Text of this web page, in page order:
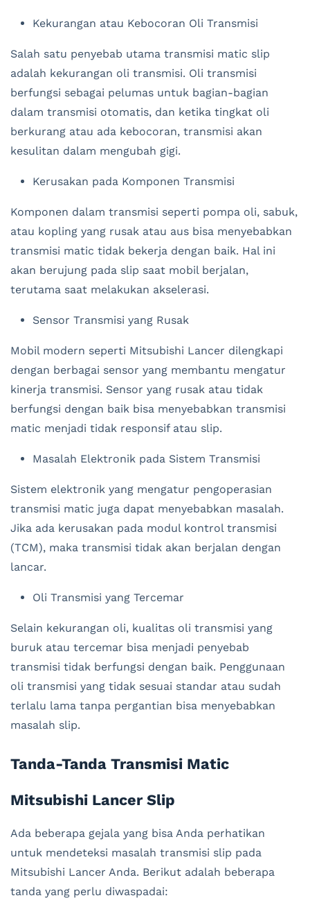
Kekurangan atau Kebocoran Oli Transmisi
Salah satu penyebab utama transmisi matic slip
adalah kekurangan oli transmisi. Oli transmisi
berfungsi sebagai pelumas untuk bagian-bagian
dalam transmisi otomatis, dan ketika tingkat oli
berkurang atau ada kebocoran, transmisi akan
kesulitan dalam mengubah gigi.
Kerusakan pada Komponen Transmisi
Komponen dalam transmisi seperti pompa oli, sabuk,
atau kopling yang rusak atau aus bisa menyebabkan
transmisi matic tidak bekerja dengan baik. Hal ini
akan berujung pada slip saat mobil berjalan,
terutama saat melakukan akselerasi.
Sensor Transmisi yang Rusak
Mobil modern seperti Mitsubishi Lancer dilengkapi
dengan berbagai sensor yang membantu mengatur
kinerja transmisi. Sensor yang rusak atau tidak
berfungsi dengan baik bisa menyebabkan transmisi
matic menjadi tidak responsif atau slip.
Masalah Elektronik pada Sistem Transmisi
Sistem elektronik yang mengatur pengoperasian
transmisi matic juga dapat menyebabkan masalah.
Jika ada kerusakan pada modul kontrol transmisi
(TCM), maka transmisi tidak akan berjalan dengan
lancar.
Oli Transmisi yang Tercemar
Selain kekurangan oli, kualitas oli transmisi yang
buruk atau tercemar bisa menjadi penyebab
transmisi tidak berfungsi dengan baik. Penggunaan
oli transmisi yang tidak sesuai standar atau sudah
terlalu lama tanpa pergantian bisa menyebabkan
masalah slip.
Tanda-Tanda Transmisi Matic
Mitsubishi Lancer Slip
Ada beberapa gejala yang bisa Anda perhatikan
untuk mendeteksi masalah transmisi slip pada
Mitsubishi Lancer Anda. Berikut adalah beberapa
tanda yang perlu diwaspadai: